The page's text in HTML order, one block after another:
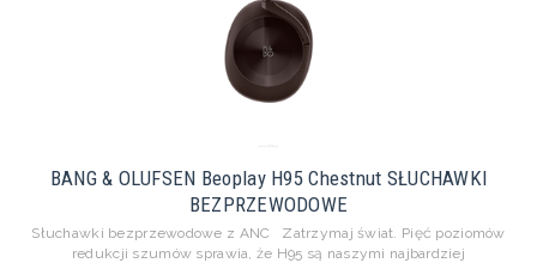
BANG & OLUFSEN Beoplay H95 Chestnut SŁUCHAWKI
BEZPRZEWODOWE
Słuchawki bezprzewodowe z ANC Zatrzymaj świat. Pięć poziomów
redukcji szumów sprawia, że ​​H95 są naszymi najbardziej